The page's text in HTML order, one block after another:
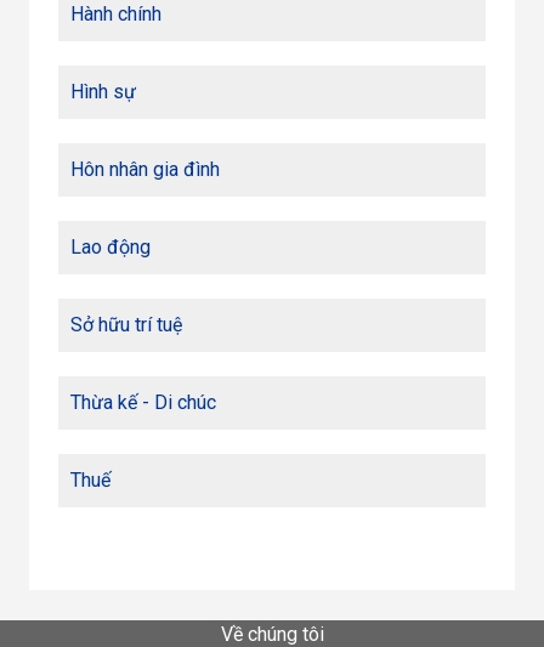
Hành chính
Hình sự
Hôn nhân gia đình
Lao động
Sở hữu trí tuệ
Thừa kế - Di chúc
Thuế
Về chúng tôi